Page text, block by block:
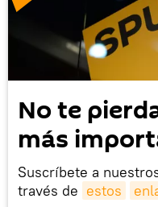
No te
más
Suscríbete a
través de estos